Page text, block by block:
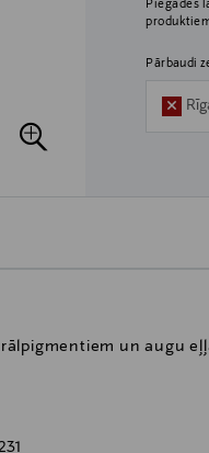
Piegādes
Pārbaudi
un augu